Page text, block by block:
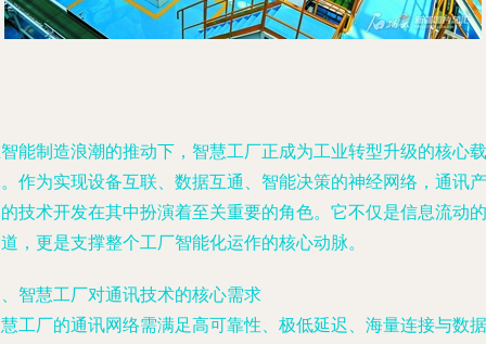
能制造浪潮的推动下，智慧工厂正成为工业转型升级的核心载
作为实现设备互联、数据互通、智能决策的神经网络，通讯产
技术开发在其中扮演着至关重要的角色。它不仅是信息流动的
，更是支撑整个工厂智能化运作的核心动脉。
智慧工厂对通讯技术的核心需求
工厂的通讯网络需满足高可靠性、极低延迟、海量连接与数据